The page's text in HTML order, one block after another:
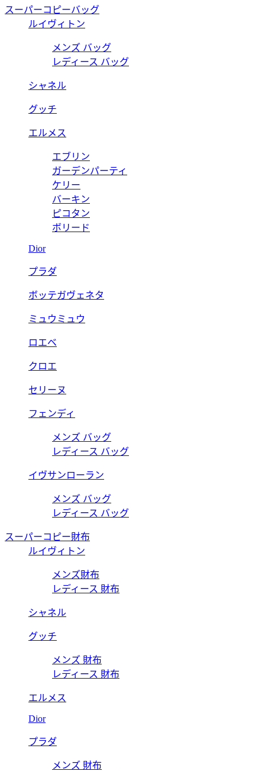
スーパーコピーバッグ
ルイヴィトン
メンズ バッグ
レディース バッグ
シャネル
グッチ
エルメス
エブリン
ガーデンパーティ
ケリー
バーキン
ピコタン
ボリード
Dior
プラダ
ボッテガヴェネタ
ミュウミュウ
ロエベ
クロエ
セリーヌ
フェンディ
メンズ バッグ
レディース バッグ
イヴサンローラン
メンズ バッグ
レディース バッグ
スーパーコピー財布
ルイヴィトン
メンズ財布
レディース 財布
シャネル
グッチ
メンズ 財布
レディース 財布
エルメス
Dior
プラダ
メンズ 財布